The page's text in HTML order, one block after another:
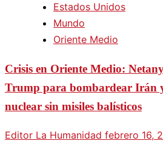
Estados Unidos
Mundo
Oriente Medio
Crisis en Oriente Medio:
Trump para bombardear Irán
nuclear sin misiles balísticos
Editor La Humanidad febrero 16,